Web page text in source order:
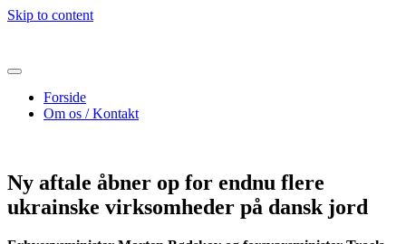
Skip to content
Forside
Om os / Kontakt
Ny aftale åbner op for endnu flere
ukrainske virksomheder på dansk jord